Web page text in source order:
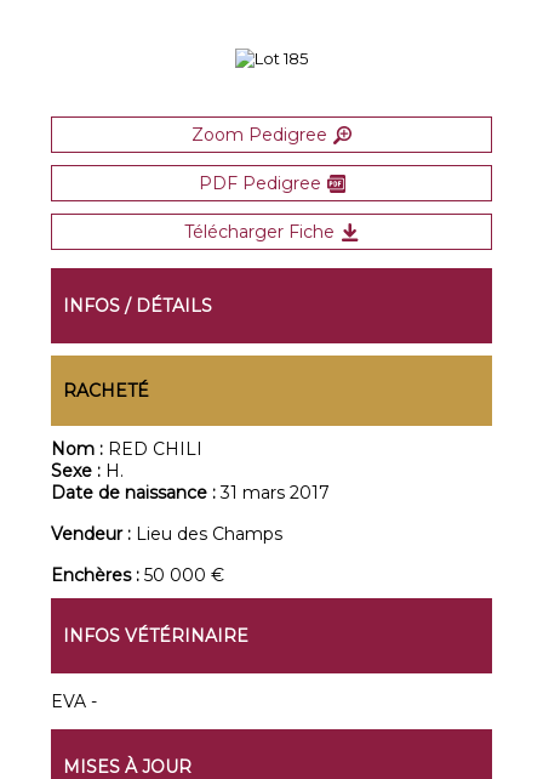
Zoom Pedigree
PDF Pedigree
Télécharger Fiche
INFOS / DÉTAILS
RACHETÉ
Nom : RED CHILI
Sexe : H.
Date de naissance :31 mars 2017
Vendeur : Lieu des Champs
Enchères :50 000 €
INFOS VÉTÉRINAIRE
EVA -
MISES À JOUR